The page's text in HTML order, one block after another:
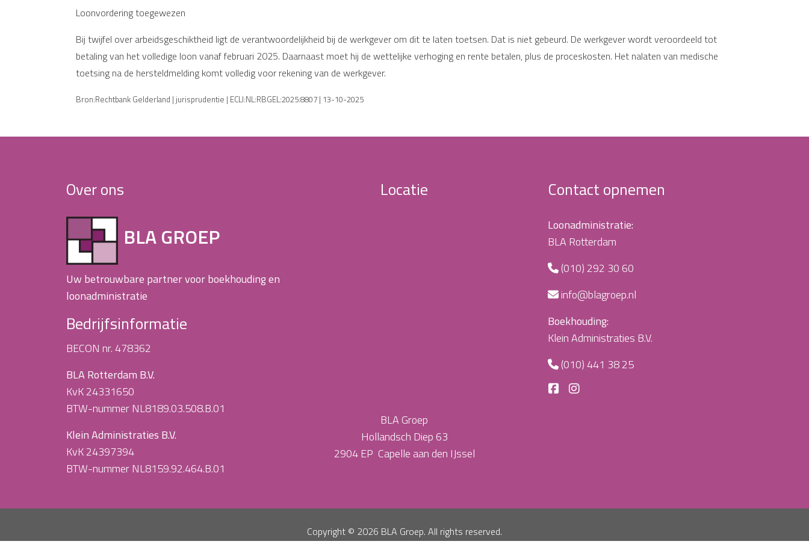
Loonvordering toegewezen
Bij twijfel over arbeidsgeschiktheid ligt de verantwoordelijkheid bij de werkgever om dit te laten toetsen. Dat is niet gebeurd. De werkgever wordt veroordeeld tot
betaling van het volledige loon vanaf februari 2025. Daarnaast moet hij de wettelijke verhoging en rente betalen, plus de proceskosten. Het nalaten van medische
toetsing na de hersteldmelding komt volledig voor rekening van de werkgever.
Bron:Rechtbank Gelderland | jurisprudentie | ECLI:NL:RBGEL:2025:8807 | 13-10-2025
Over ons
BLA GROEP
Uw betrouwbare partner voor boekhouding en
loonadministratie
Bedrijfsinformatie
BECON nr. 478362
BLA Rotterdam B.V.
KvK 24331650
BTW-nummer NL8189.03.508.B.01
Klein Administraties B.V.
KvK 24397394
BTW-nummer NL8159.92.464.B.01
Locatie
BLA Groep
Hollandsch Diep 63
2904 EP Capelle aan den IJssel
Contact opnemen
Loonadministratie:
BLA Rotterdam
(010) 292 30 60
info@blagroep.nl
Boekhouding:
Klein Administraties B.V.
(010) 441 38 25
Copyright © 2026 BLA Groep. All rights reserved.